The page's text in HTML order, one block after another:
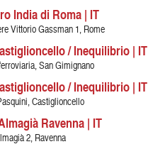
India di Roma | IT
Vittorio Gassman 1, Rome
/ Inequilibrio | IT
San Gimignano
/ Inequilibrio | IT
Castiglioncello
Ravenna | IT
2, Ravenna